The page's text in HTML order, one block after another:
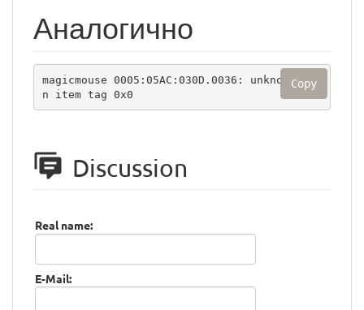
Аналогично
magicmouse 0005:05AC:030D.0036: unknown mai
n item tag 0x0
Copy
Discussion
Real name:
E-Mail: